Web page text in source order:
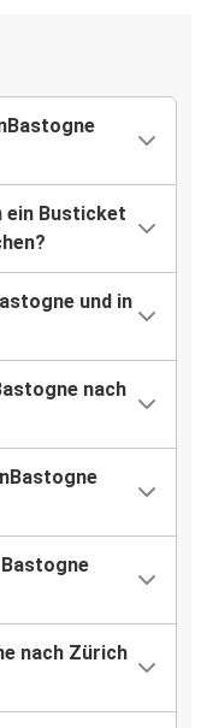
ein Busticket
und in
nach
nach Zürich